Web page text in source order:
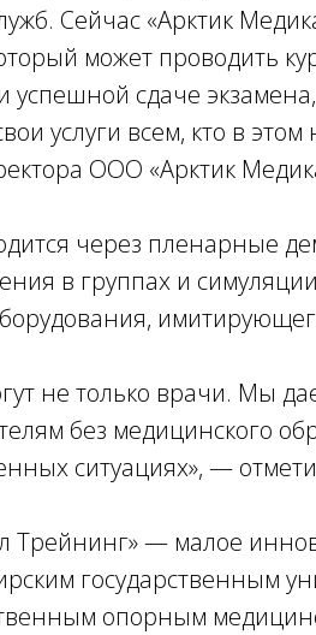
Сейчас «Арктик
может проводить
успешной сдаче
услуги всем, кто в
ООО «Арктик
через пленарные
в группах и
не только врачи. Мы
без медицинского
ситуациях», —
Трейнинг» — малое
государственным
опорным